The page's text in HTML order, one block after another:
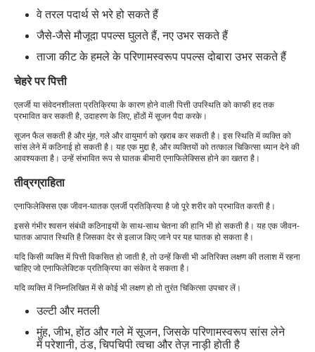
वे तरल पदार्थ से भरे हो सकते हैं
जैसे-जैसे मौजूदा पपल्स घुलते हैं, नए उभर सकते हैं
ताजा कीट के हमले के परिणामस्वरूप पपल्स दोबारा उभर सकते हैं
चेहरे पर पित्ती
एलर्जी या संवेदनशीलता प्रतिक्रिया के कारण होने वाली पित्ती उपस्थिति को काफी हद तक
प्रभावित कर सकती है, उदाहरण के लिए, होंठों में सूजन पैदा करके।
सूजन फैल सकती है और मुंह, गले और वायुमार्ग को ख़राब कर सकती है। इस स्थिति में व्यक्ति को
सांस लेने में कठिनाई हो सकती है। यह एक मुद्दा है, और व्यक्तियों को तत्काल चिकित्सा ध्यान देने की
आवश्यकता है। उन्हें संभावित रूप से घातक बीमारी एनाफिलेक्सिस होने का खतरा है।
तीव्रग्राहिता
एनाफिलेक्सिस एक जीवन-घातक एलर्जी प्रतिक्रिया है जो पूरे शरीर को प्रभावित करती है।
इससे गंभीर श्वसन संबंधी कठिनाइयों के साथ-साथ चेतना की हानि भी हो सकती है। यह एक जीवन-
घातक आपात स्थिति है जिसका देर से इलाज किए जाने पर यह घातक हो सकता है।
यदि किसी व्यक्ति में पित्ती विकसित हो जाती है, तो उन्हें किसी भी अतिरिक्त लक्षण की तलाश में रहना
चाहिए जो एनाफिलेक्टिक प्रतिक्रिया का संकेत दे सकता है।
यदि व्यक्ति में निम्नलिखित में से कोई भी लक्षण हो तो तुरंत चिकित्सा उपचार लें।
उल्टी और मतली
मुंह, जीभ, होंठ और गले में सूजन, जिसके परिणामस्वरूप सांस लेने
में परेशानी, ठंड, चिपचिपी त्वचा और तेज़ नाड़ी होती है